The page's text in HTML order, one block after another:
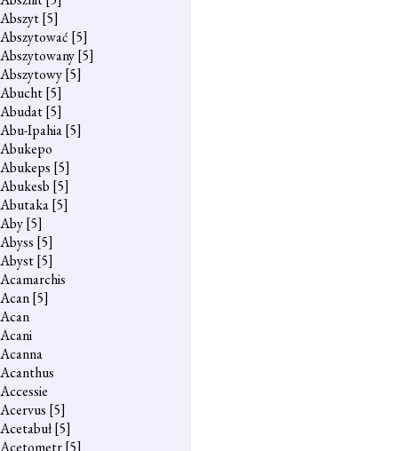
Abszyt[5]
Abszytować [5]
Abszytowany[5]
Abszytowy[5]
Abucht[5]
Abudat[5]
Abu-Ipahia[5]
Abukepo
Abukeps [5]
Abukesb [5]
Abutaka[5]
Aby[5]
Abyss [5]
Abyst[5]
Acamarchis
Acan[5]
Acan
Acani
Acanna
Acanthus
Accessie
Acervus [5]
Acetabuł[5]
Acetometr[5]